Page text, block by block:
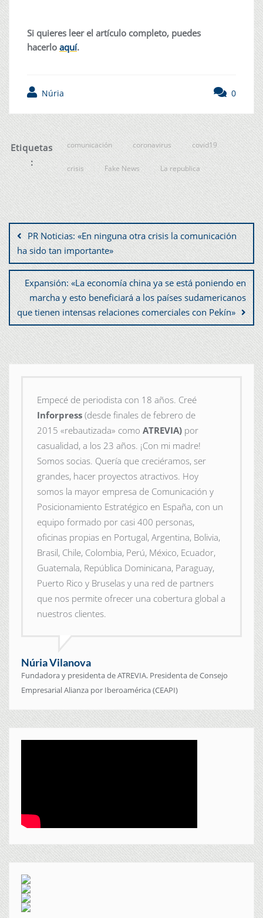
Si quieres leer el artículo completo, puedes
hacerlo aquí.
Núria 0
Etiquetas
:
comunicación coronavirus covid19
crisis Fake News La republica
PR Noticias: «En ninguna otra crisis la comunicación
ha sido tan importante»
Expansión: «La economía china ya se está poniendo en
marcha y esto beneficiará a los países sudamericanos
que tienen intensas relaciones comerciales con Pekín»
Empecé de periodista con 18 años. Creé
Inforpress (desde finales de febrero de
2015 «rebautizada» como ATREVIA) por
casualidad, a los 23 años. ¡Con mi madre!
Somos socias. Quería que creciéramos, ser
grandes, hacer proyectos atractivos. Hoy
somos la mayor empresa de Comunicación y
Posicionamiento Estratégico en España, con un
equipo formado por casi 400 personas,
oficinas propias en Portugal, Argentina, Bolivia,
Brasil, Chile, Colombia, Perú, México, Ecuador,
Guatemala, República Dominicana, Paraguay,
Puerto Rico y Bruselas y una red de partners
que nos permite ofrecer una cobertura global a
nuestros clientes.
Núria Vilanova
Fundadora y presidenta de ATREVIA. Presidenta de Consejo
Empresarial Alianza por Iberoamérica (CEAPI)